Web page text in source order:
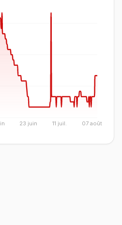
23 juin 11 juil. 07 août